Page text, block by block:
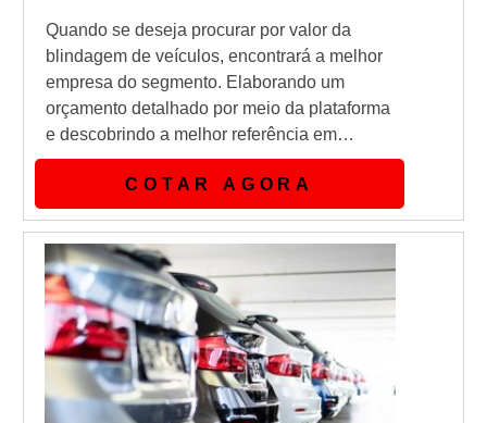
Quando se deseja procurar por valor da
blindagem de veículos, encontrará a melhor
empresa do segmento. Elaborando um
orçamento detalhado por meio da plataforma
e descobrindo a melhor referência em
qualidade do mercado. Quando o assunto é
valor da blindagem de veículos, na Shelter
Blindagens receberá assertividade com o
que há de melhor em eficiência e qualidade
extrema.OUTRAS INFORMAÇÕES SOBRE
VALOR DA BLINDAGEM DE VEÍCULOSHá
muitas man...
COTAR AGORA